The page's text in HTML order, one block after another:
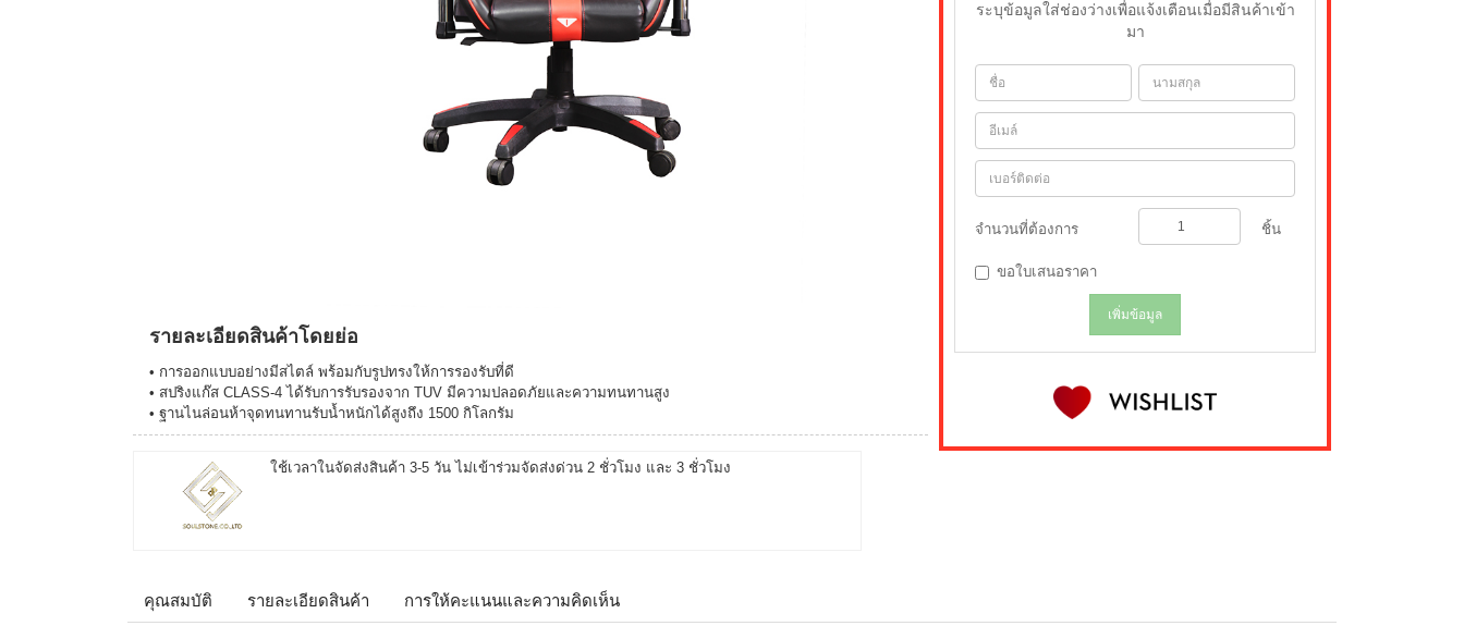
รายละเอียดสินค้าโดยย่อ
• การออกแบบอย่างมีสไตล์ พร้อมกับรูปทรงให้การรองรับที่ดี
• สปริงแก๊ส CLASS-4 ได้รับการรับรองจาก TUV มีความปลอดภัยและความทนทานสูง
• ฐานไนล่อนห้าจุดทนทานรับน้ำหนักได้สูงถึง 1500 กิโลกรัม
ใช้เวลาในจัดส่งสินค้า 3-5 วัน ไม่เข้าร่วมจัดส่งด่วน 2 ชั่วโมง และ 3 ชั่วโมง
ระบุข้อมูลใส่ช่องว่างเพื่อแจ้งเตือนเมื่อมีสินค้าเข้า
มา
จำนวนที่ต้องการ ชิ้น
ขอใบเสนอราคา
เพิ่มข้อมูล
คุณสมบัติ รายละเอียดสินค้า การให้คะแนนและความคิดเห็น